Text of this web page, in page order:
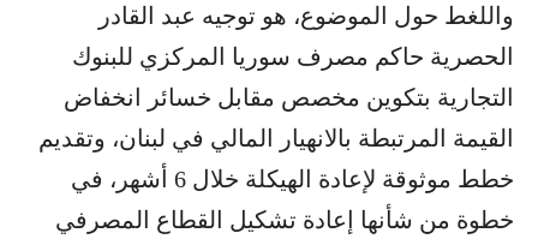
واللغط حول الموضوع، هو توجيه عبد القادر
الحصرية حاكم مصرف سوريا المركزي للبنوك
التجارية بتكوين مخصص مقابل خسائر انخفاض
القيمة المرتبطة بالانهيار المالي في لبنان، وتقديم
خطط موثوقة لإعادة الهيكلة خلال 6 أشهر، في
خطوة من شأنها إعادة تشكيل القطاع المصرفي